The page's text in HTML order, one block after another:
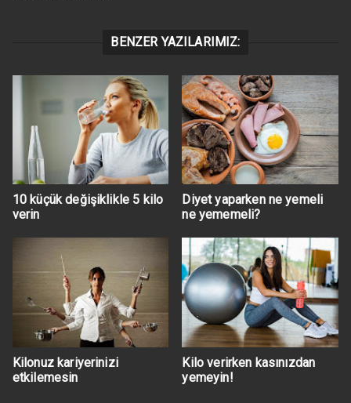
BENZER YAZILARIMIZ:
10 küçük değişiklikle 5 kilo
verin
Diyet yaparken ne yemeli
ne yememeli?
Kilonuz kariyerinizi
etkilemesin
Kilo verirken kasınızdan
yemeyin!